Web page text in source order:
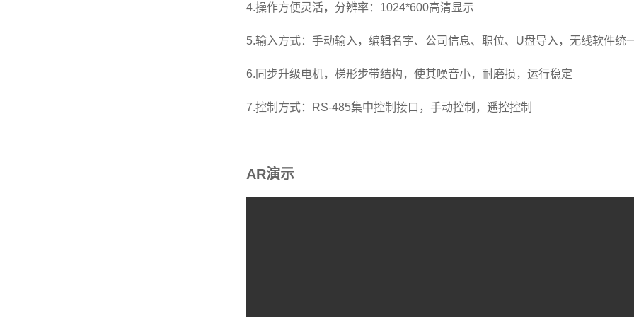
4.操作方便灵活，分辨率：1024*600高清显示
5.输入方式：手动输入，编辑名字、公司信息、职位、U盘导入，无线软件统
6.同步升级电机，梯形步带结构，使其噪音小，耐磨损，运行稳定
7.控制方式：RS-485集中控制接口，手动控制，遥控控制
AR演示